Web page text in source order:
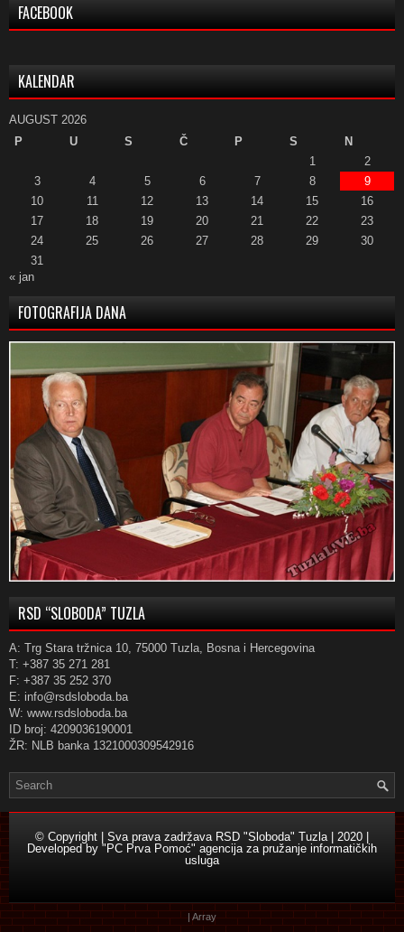
FACEBOOK
KALENDAR
AUGUST 2026
P
U S Č P S
N
1
2
3
4 5 6 7 8
9
10
11 12 13 14 15
16
17
18 19 20 21 22
23
24
25 26 27 28 29
30
31
« jan
FOTOGRAFIJA DANA
RSD “SLOBODA” TUZLA
A: Trg Stara tržnica 10, 75000 Tuzla, Bosna i Hercegovina
T: +387 35 271 281
F: +387 35 252 370
E: info@rsdsloboda.ba
W: www.rsdsloboda.ba
ID broj: 4209036190001
ŽR: NLB banka 1321000309542916
© Copyright | Sva prava zadržava RSD "Sloboda" Tuzla | 2020 |
Developed by "PC Prva Pomoć" agencija za pružanje informatičkih
usluga
| Array